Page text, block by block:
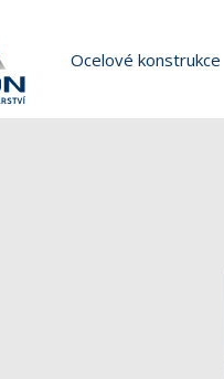
Ocelové konstrukce